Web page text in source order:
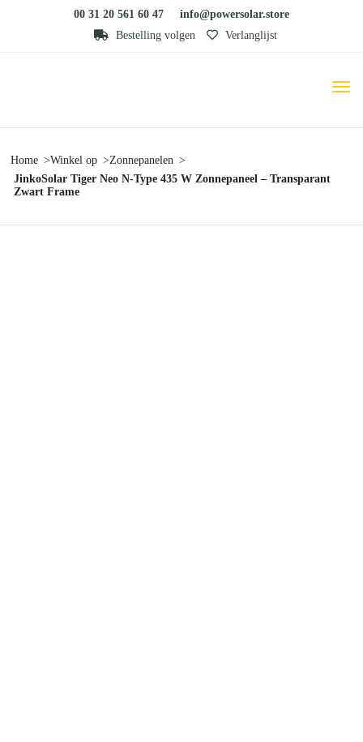
00 31 20 561 60 47
info@powersolar.store
Bestelling volgen
Verlanglijst
Home Winkel op
Zonnepanelen
JinkoSolar Tiger Neo N-Type 435 W Zonnepaneel – Transparant
Zwart Frame